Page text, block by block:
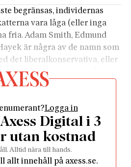
begränsas, individernas
vara låga (eller inga
fria. Adam Smith, Edmund
är några av de namn som
det liberalkonservativa, eller
liberala tankegodset.
på det stora hela mer rätt än
om skatter och
Skattebetalarnas förening
åtminstone undertecknad
konservativa/konservativt
betydligt äldre rötter än
Logga in
Digital i 3
utan kostnad
Alltid nära till hands.
allt innehåll på axess.se.